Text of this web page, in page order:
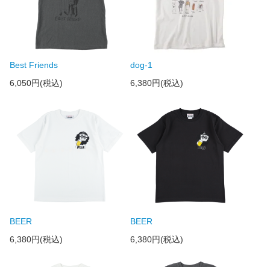
Best Friends
6,050円(税込)
dog-1
6,380円(税込)
BEER
6,380円(税込)
BEER
6,380円(税込)